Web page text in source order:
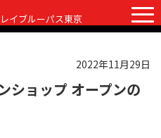
イブルーパス東京
ファンクラブ 観戦ガイド
2022年11月29日
ショップ オープンの